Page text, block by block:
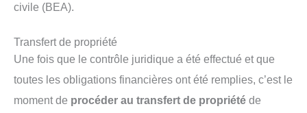
civile (BEA).
Transfert de propriété
Une fois que le contrôle juridique a été effectué et que
toutes les obligations financières ont été remplies, c’est le
moment de procéder au transfert de propriété de